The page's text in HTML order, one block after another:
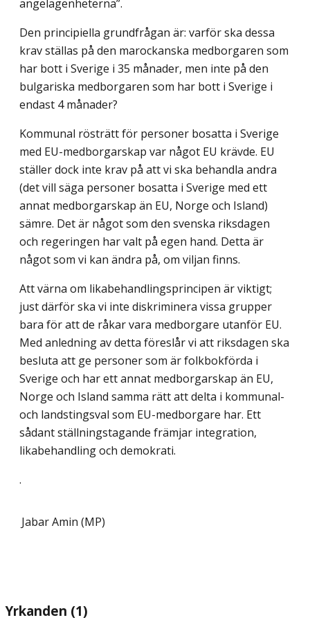
angelägenheterna”.
Den principiella grundfrågan är: varför ska dessa
krav ställas på den marockanska medborgaren som
har bott i Sverige i 35 månader, men inte på den
bulgariska medborgaren som har bott i Sverige i
endast 4 månader?
Kommunal rösträtt för personer bosatta i Sverige
med EU-medborgarskap var något EU krävde. EU
ställer dock inte krav på att vi ska behandla andra
(det vill säga personer bosatta i Sverige med ett
annat medborgarskap än EU, Norge och Island)
sämre. Det är något som den svenska riksdagen
och regeringen har valt på egen hand. Detta är
något som vi kan ändra på, om viljan finns.
Att värna om likabehandlingsprincipen är viktigt;
just därför ska vi inte diskriminera vissa grupper
bara för att de råkar vara medborgare utanför EU.
Med anledning av detta föreslår vi att riksdagen ska
besluta att ge personer som är folkbokförda i
Sverige och har ett annat medborgarskap än EU,
Norge och Island samma rätt att delta i kommunal-
och landstingsval som EU-medborgare har. Ett
sådant ställningstagande främjar integration,
likabehandling och demokrati.
.
Jabar Amin (MP)
Yrkanden (1)